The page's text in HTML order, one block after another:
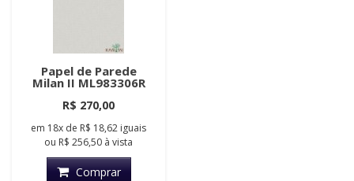
Papel de Parede
Milan II ML983306R
R$ 270,00
em 18x de R$ 18,62 iguais
ou R$ 256,50 à vista
Comprar